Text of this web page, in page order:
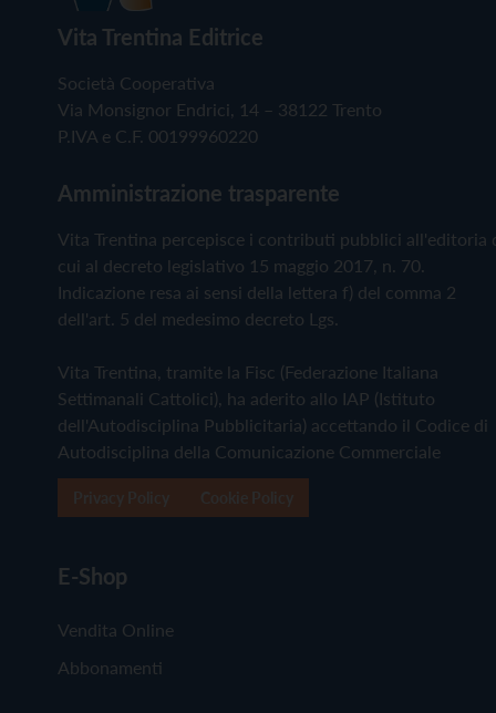
Vita Trentina Editrice
Società Cooperativa
Via Monsignor Endrici, 14 – 38122 Trento
P.IVA e C.F. 00199960220
Amministrazione trasparente
Vita Trentina percepisce i contributi pubblici all'editoria
cui al decreto legislativo 15 maggio 2017, n. 70.
Indicazione resa ai sensi della lettera f) del comma 2
dell'art. 5 del medesimo decreto Lgs.
Vita Trentina, tramite la Fisc (Federazione Italiana
Settimanali Cattolici), ha aderito allo IAP (Istituto
dell'Autodisciplina Pubblicitaria) accettando il Codice di
Autodisciplina della Comunicazione Commerciale
E-Shop
Vendita Online
Abbonamenti